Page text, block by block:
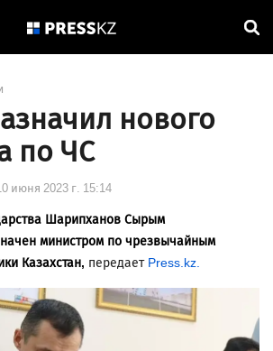
нового
по ЧС
июня 2023 г. 15:14
Шарипханов Сырым
министром по чрезвычайным
Казахстан, передает Press.kz.